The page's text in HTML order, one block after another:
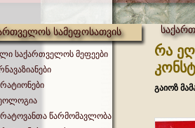
სამეფოსათვის
საქართველოს მეფეები
წარმომავლობა
რა
გაიოზ